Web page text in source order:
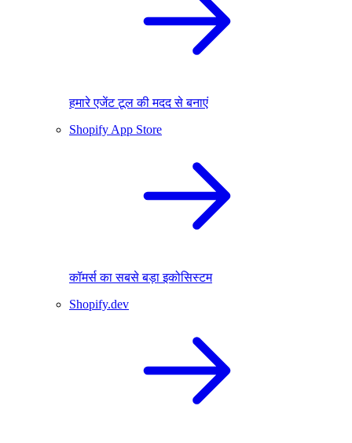
हमारे एजेंट टूल की मदद से बनाएं
Shopify App Store
कॉमर्स का सबसे बड़ा इकोसिस्टम
Shopify.dev